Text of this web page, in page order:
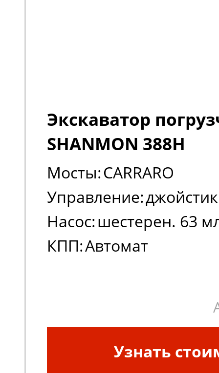
Экскаватор
SHANMON 388H
Мосты:CARRARO
Управление:
Насос:шестерен. 63
КПП:Автомат
Узнать